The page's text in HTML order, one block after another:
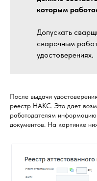
которым
Допускать
сварочным
удостоверениях.
После выдачи
реестр НАКС. Это дает
работодателям информацию
документов. На картинке